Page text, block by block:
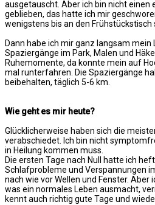
ausgetauscht. Aber ich bin nicht einen
geblieben, das hatte ich mir
wenigstens bis an den
Dann habe ich mir ganz langsam
Spaziergänge im Park, Malen und
Ruhemomente, da konnte mein auf
mal runterfahren. Die Spaziergänge
beibehalten, täglich 5-6 km.
Wie geht es mir heute?
Glücklicherweise haben sich die
verabschiedet. Ich bin nicht
in Heilung kommen muss.
Die ersten Tage nach Null hatte ich
Schlafprobleme und Verspannungen
nach wie vor Wellen und Fenster. Aber
was ein normales Leben ausmacht,
kennt auch richtig gute Tage und